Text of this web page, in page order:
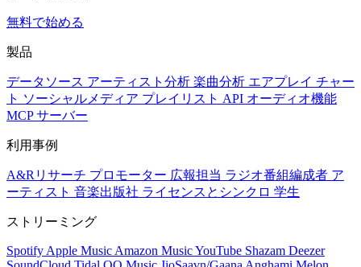
無料で始める
製品
データソース アーティスト分析 楽曲分析 エアプレイ チャー
ト ソーシャルメディア プレイリスト API オーディオ機能
MCP サーバー
利用事例
A&Rリサーチ プロモーター 広報担当 ラジオ番組編成者 ア
ーティスト 音楽出版社 ライセンスとシンクロ 学生
ストリーミング
Spotify Apple Music Amazon MusicYouTube Shazam Deezer